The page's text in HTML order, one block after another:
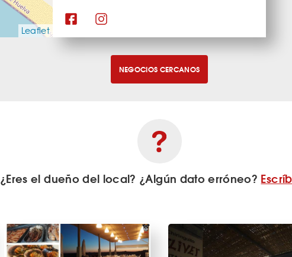
Leaflet
NEGOCIOS CERCANOS
¿Eres el dueño del local? ¿Algún dato erróneo?